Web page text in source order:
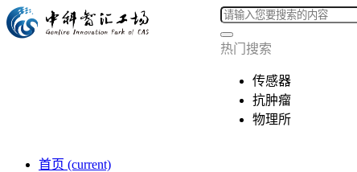
热门搜索
传感器
抗肿瘤
物理所
首页 (current)